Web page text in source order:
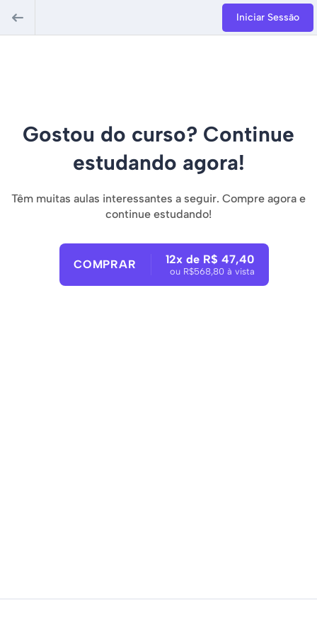
Iniciar Sessão
Gostou do curso? Continue
estudando agora!
Têm muitas aulas interessantes a seguir. Compre agora e
continue estudando!
COMPRAR 12x de R$ 47,40
ou R$568,80 à vista